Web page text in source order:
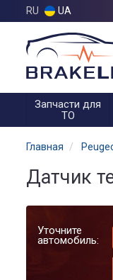
RU UA
Запчасти для
ТО
Главная
Датчик
Уточните
автомобиль: